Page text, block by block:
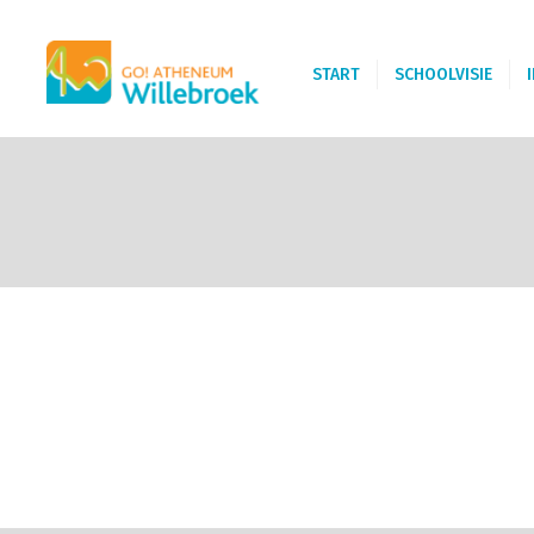
START SCHOOLVISIE